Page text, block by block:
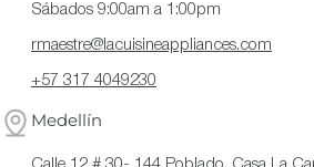
Sábados 9:00am a 1:00pm
rmaestre@lacuisineappliances.com
+57 317 4049230
Medellín